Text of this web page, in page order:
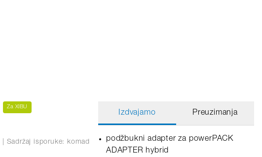
Za XIBU
| Sadržaj isporuke: komad
Izdvajamo Preuzimanja
podžbukni adapter za powerPACK
ADAPTER hybrid